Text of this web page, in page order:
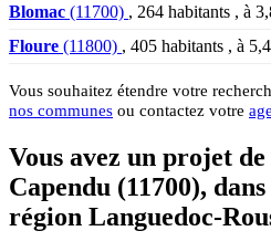
Blomac (11700) , 264 habitants , à
Floure (11800) , 405 habitants , à
Vous souhaitez étendre votre
nos communes ou contactez votre
Vous avez un projet
Capendu (11700),
région Languedoc-